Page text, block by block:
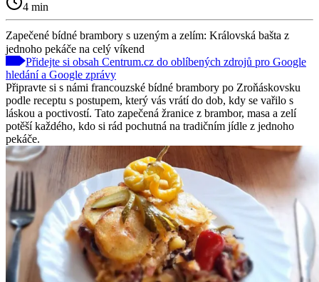
4 min
Zapečené bídné brambory s uzeným a zelím: Královská bašta z
jednoho pekáče na celý víkend
Přidejte si obsah Centrum.cz do oblíbených zdrojů pro Google
hledání a Google zprávy
Připravte si s námi francouzské bídné brambory po Zroňáskovsku
podle receptu s postupem, který vás vrátí do dob, kdy se vařilo s
láskou a poctivostí. Tato zapečená žranice z brambor, masa a zelí
potěší každého, kdo si rád pochutná na tradičním jídle z jednoho
pekáče.